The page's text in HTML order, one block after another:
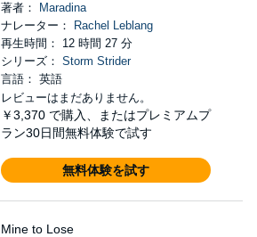
著者：
Maradina
ナレーター：
Rachel Leblang
再生時間： 12 時間 27 分
シリーズ： Storm Strider
言語： 英語
レビューはまだありません。
￥3,370 で購入、またはプレミアムプ
ラン30日間無料体験で試す
無料体験を試す
Mine to Lose